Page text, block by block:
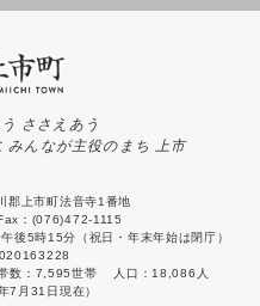
ささえあう
みんなが主役のまち 上市
郡上市町法音寺1番地
：(076)472-1115
後5時15分（祝日・年末年始は閉庁）
数： 7,595世帯 人口： 18,086人
7月31日現在）